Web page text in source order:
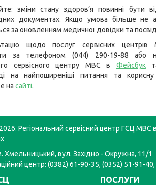
зміни стану здоров’я повинні бути
документах. Якщо умова більше не
за оновленням медичної довідки та
щодо послуг сервісних
за телефоном (044) 290-19-88 або
сервісного центру МВС в Фейсбук
на найпоширеніші питання та
на сайті.
Регіональний сервісний центр ГСЦ МВС
Хмельницький, вул. Західно - Окружна, 11/1
центр: (0382) 61-90-35, (0352) 51-91-
ПОСЛУГИ